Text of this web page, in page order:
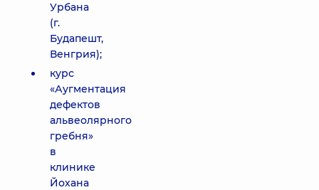
Урбана
(г.
Будапешт,
Венгрия);
курс
«Аугментация
дефектов
альвеолярного
гребня»
в
клинике
Йохана